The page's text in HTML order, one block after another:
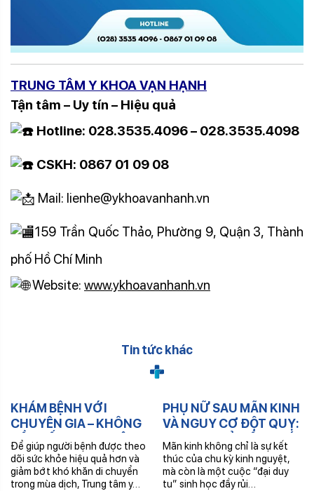
TRUNG TÂM Y KHOA VẠN HẠNH
Tận tâm – Uy tín – Hiệu quả
Hotline: 028.3535.4096 – 028.3535.4098
CSKH: 0867 01 09 08
Mail: lienhe@ykhoavanhanh.vn
159 Trần Quốc Thảo, Phường 9, Quận 3, Thành
phố Hồ Chí Minh
Website: www.ykhoavanhanh.vn
Tin tức khác
KHÁM BỆNH VỚI
CHUYÊN GIA – KHÔNG
CẦN ĐẾN TRUNG TÂM –
NHẬN THUỐC TRONG
NGÀY
Để giúp người bệnh được theo
dõi sức khỏe hiệu quả hơn và
giảm bớt khó khăn di chuyển
trong mùa dịch, Trung tâm y…
PHỤ NỮ SAU MÃN KINH
VÀ NGUY CƠ ĐỘT QUỴ:
TẠI SAO PHẢI TẦM SOÁT
SỚM?
Mãn kinh không chỉ là sự kết
thúc của chu kỳ kinh nguyệt,
mà còn là một cuộc “đại duy
tu” sinh học đầy rủi…